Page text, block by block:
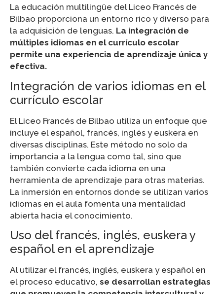
La educación multilingüe del Liceo Francés de
Bilbao proporciona un entorno rico y diverso para
la adquisición de lenguas. La integración de
múltiples idiomas en el currículo escolar
permite una experiencia de aprendizaje única y
efectiva.
Integración de varios idiomas en el
currículo escolar
El Liceo Francés de Bilbao utiliza un enfoque que
incluye el español, francés, inglés y euskera en
diversas disciplinas. Este método no solo da
importancia a la lengua como tal, sino que
también convierte cada idioma en una
herramienta de aprendizaje para otras materias.
La inmersión en entornos donde se utilizan varios
idiomas en el aula fomenta una mentalidad
abierta hacia el conocimiento.
Uso del francés, inglés, euskera y
español en el aprendizaje
Al utilizar el francés, inglés, euskera y español en
el proceso educativo, se desarrollan estrategias